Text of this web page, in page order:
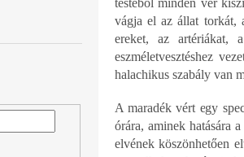
vágja el az állat torkát,
ereket, az artériákat,
eszméletvesztéshez
halachikus szabály van
A maradék vért egy
órára, aminek hatására
elvének köszönhetően